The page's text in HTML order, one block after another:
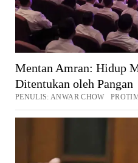
Mentan Amran: Hidup
Ditentukan oleh Pangan
PENULIS: ANWAR CHOW